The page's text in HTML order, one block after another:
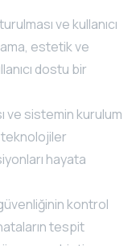
ve kullanıcı
estetik ve
dostu bir
ve sistemin kurulum
teknolojiler
hayata
güvenliğinin kontrol
tespit